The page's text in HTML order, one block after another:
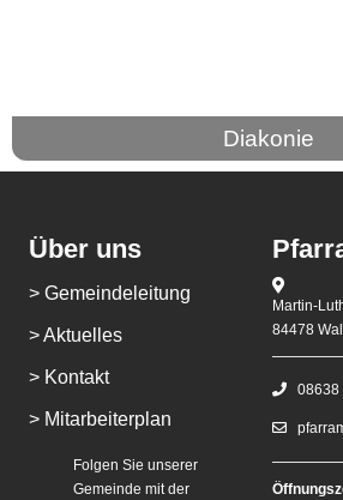
Diakonie
Über uns
> Gemeindeleitung
> Aktuelles
> Kontakt
> Mitarbeiterplan
Folgen Sie unserer
Gemeinde mit der
Martin-
84478
08638